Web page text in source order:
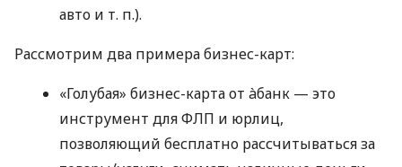
авто и т. п.).
Рассмотрим два примера бизнес-карт:
«Голубая» бизнес-карта от àбанк — это
инструмент для ФЛП и юрлиц,
позволяющий бесплатно рассчитываться за